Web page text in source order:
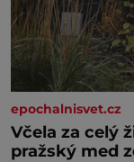
epochalnisvet.cz
Včela za celý
pražský med